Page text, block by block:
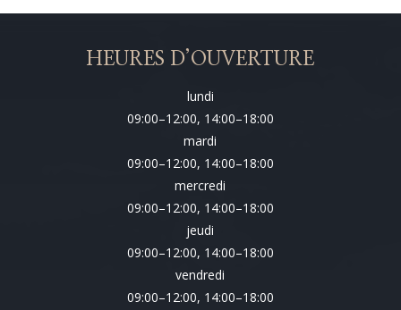
HEURES D’OUVERTURE
lundi
09:00–12:00, 14:00–18:00
mardi
09:00–12:00, 14:00–18:00
mercredi
09:00–12:00, 14:00–18:00
jeudi
09:00–12:00, 14:00–18:00
vendredi
09:00–12:00, 14:00–18:00